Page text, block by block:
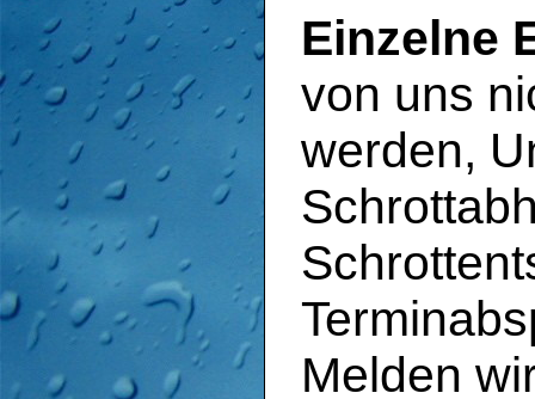
Einzelne
von uns
werden,
Melden